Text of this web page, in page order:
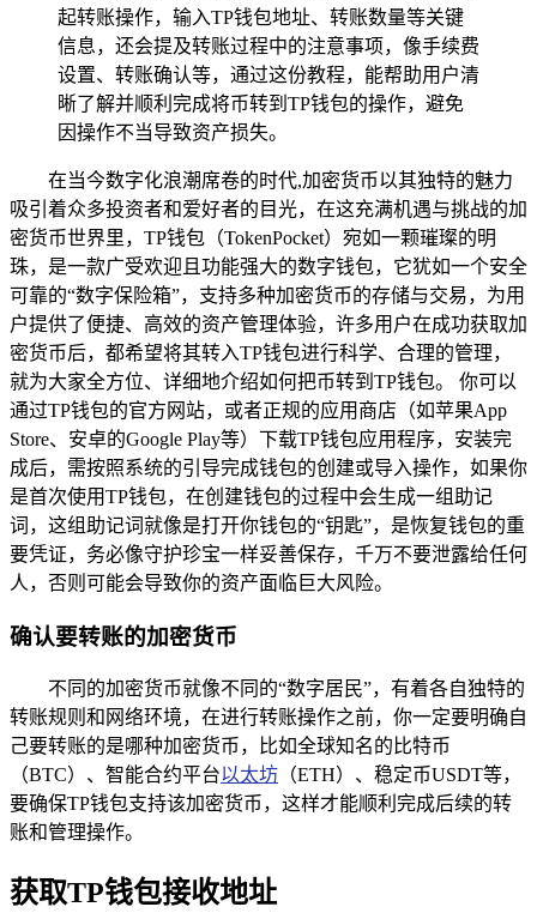
起转账操作，输入TP钱包地址、转账数量等关键
信息，还会提及转账过程中的注意事项，像手续费
设置、转账确认等，通过这份教程，能帮助用户清
晰了解并顺利完成将币转到TP钱包的操作，避免
因操作不当导致资产损失。
在当今数字化浪潮席卷的时代,加密货币以其独特的魅力
吸引着众多投资者和爱好者的目光，在这充满机遇与挑战的加
密货币世界里，TP钱包（TokenPocket）宛如一颗璀璨的明
珠，是一款广受欢迎且功能强大的数字钱包，它犹如一个安全
可靠的“数字保险箱”，支持多种加密货币的存储与交易，为用
户提供了便捷、高效的资产管理体验，许多用户在成功获取加
密货币后，都希望将其转入TP钱包进行科学、合理的管理，
就为大家全方位、详细地介绍如何把币转到TP钱包。 你可以
通过TP钱包的官方网站，或者正规的应用商店（如苹果App
Store、安卓的Google Play等）下载TP钱包应用程序，安装完
成后，需按照系统的引导完成钱包的创建或导入操作，如果你
是首次使用TP钱包，在创建钱包的过程中会生成一组助记
词，这组助记词就像是打开你钱包的“钥匙”，是恢复钱包的重
要凭证，务必像守护珍宝一样妥善保存，千万不要泄露给任何
人，否则可能会导致你的资产面临巨大风险。
确认要转账的加密货币
不同的加密货币就像不同的“数字居民”，有着各自独特的
转账规则和网络环境，在进行转账操作之前，你一定要明确自
己要转账的是哪种加密货币，比如全球知名的比特币
（BTC）、智能合约平台以太坊 （ETH）、稳定币USDT等，
要确保TP钱包支持该加密货币，这样才能顺利完成后续的转
账和管理操作。
获取TP钱包接收地址